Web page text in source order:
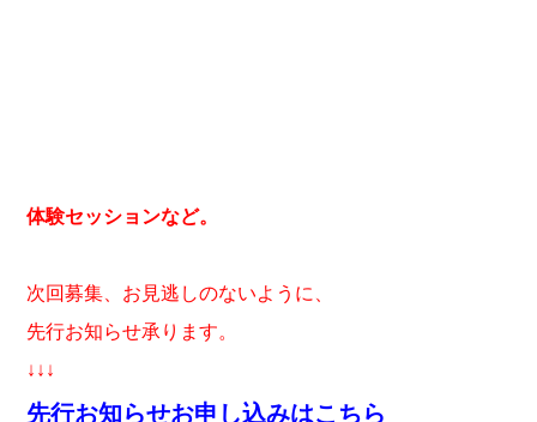
体験セッションなど。
次回募集、お見逃しのないように、
先行お知らせ承ります。
↓↓↓
先行お知らせお申し込みはこちら